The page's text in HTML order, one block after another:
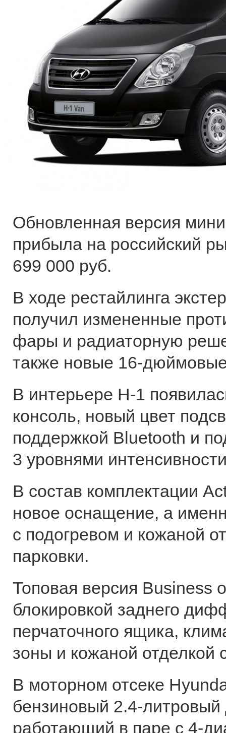
Обновленная версия
прибыла на российский
699 000 руб.
В ходе рестайлинга
получил измененные
фары и радиаторную
также новые 16-
В интерьере H-1
консоль, новый цвет
поддержкой Bluetooth и
3 уровнями
В состав комплектации
новое оснащение, а
с подогревом и кожаной
парковки.
Топовая версия Business
блокировкой заднего
перчаточного ящика,
зоны и кожаной отделкой
В моторном отсеке
бензиновый 2.4-
работающий в паре с 4-